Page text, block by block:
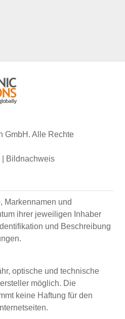
GmbH. Alle Rechte
Bildnachweis
Markennamen und
ihrer jeweiligen Inhaber
und Beschreibung
optische und technische
möglich. Die
keine Haftung für den